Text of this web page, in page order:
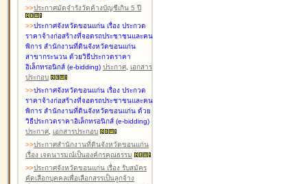
>>ประกาศมัดจำรังวัดค้างบัญชีเกิน 5 ปี
>>ประกาศจังหวัดขอนแก่น เรื่อง ประกวด
ราคาจ้างก่อสร้างที่จอดรถประชาชนและคน
พิการ สำนักงานที่ดินจังหวัดขอนแก่น
สาขากระนวน ด้วยวิธีประกวดราคา
อิเล็กทรอนิกส์ (e-bidding) ประกาศ, เอกสาร
ประกอบ
>>ประกาศจังหวัดขอนแก่น เรื่อง ประกวด
ราคาจ้างก่อสร้างที่จอดรถประชาชนและคน
พิการ สำนักงานที่ดินจังหวัดขอนแก่น ด้วย
วิธีประกวดราคาอิเล็กทรอนิกส์ (e-bidding)
ประกาศ, เอกสารประกอบ
>>ประกาศสำนักงานที่ดินจังหวัดขอนแก่น
เรื่อง เจตนารมณ์เป็นองค์กรคุณธรรม
>>ประกาศจังหวัดขอนแก่น เรื่อง รับสมัคร
คัดเลือกบุคคลเพื่อเลือกสรรเป็นลูกจ้าง